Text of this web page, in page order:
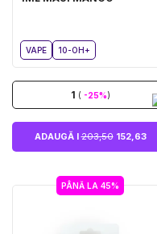
VAPE 10-OH+
1 ( -25%)
ADAUGĂ I203,50152,63
PÂNĂ LA 45%